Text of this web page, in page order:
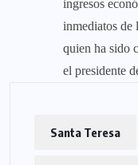
ingresos
inmediatos de
quien ha sido
el presidente
Santa Teresa